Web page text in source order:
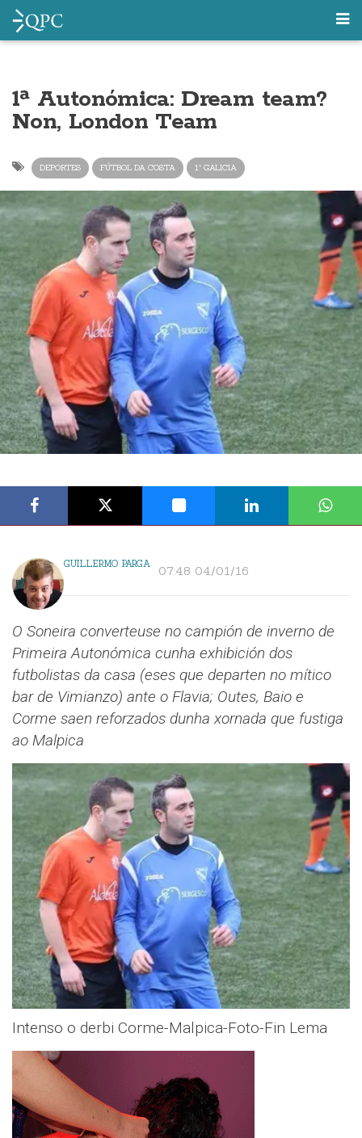
1ª Autonómica: Dream team?
Non, London Team
DEPORTES FÚTBOL DA COSTA 1ª GALICIA
GUILLERMO PARGA 07:48 04/01/16
O Soneira converteuse no campión de inverno de
Primeira Autonómica cunha exhibición dos
futbolistas da casa (eses que departen no mítico
bar de Vimianzo) ante o Flavia; Outes, Baio e
Corme saen reforzados dunha xornada que fustiga
ao Malpica
Intenso o derbi Corme-Malpica-Foto-Fin Lema